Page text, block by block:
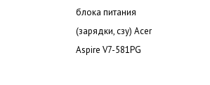
блока питания
(зарядки, сзу) Acer
Aspire V7-581PG